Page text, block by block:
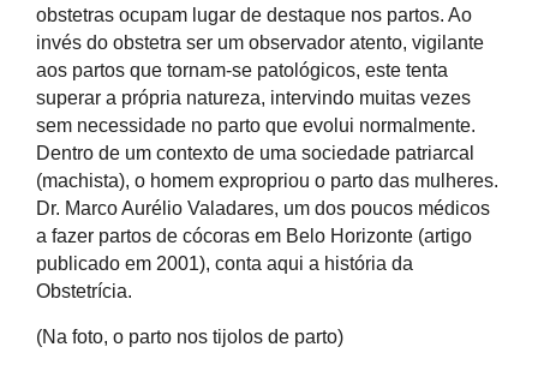
obstetras ocupam lugar de destaque nos partos. Ao
invés do obstetra ser um observador atento, vigilante
aos partos que tornam-se patológicos, este tenta
superar a própria natureza, intervindo muitas vezes
sem necessidade no parto que evolui normalmente.
Dentro de um contexto de uma sociedade patriarcal
(machista), o homem expropriou o parto das mulheres.
Dr. Marco Aurélio Valadares, um dos poucos médicos
a fazer partos de cócoras em Belo Horizonte (artigo
publicado em 2001), conta aqui a história da
Obstetrícia.
(Na foto, o parto nos tijolos de parto)